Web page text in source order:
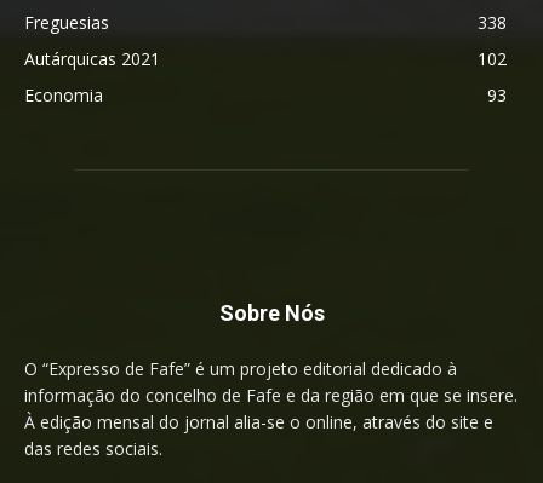
Freguesias
338
Autárquicas 2021
102
Economia
93
Sobre Nós
O “Expresso de Fafe” é um projeto editorial dedicado à
informação do concelho de Fafe e da região em que se insere.
À edição mensal do jornal alia-se o online, através do site e
das redes sociais.